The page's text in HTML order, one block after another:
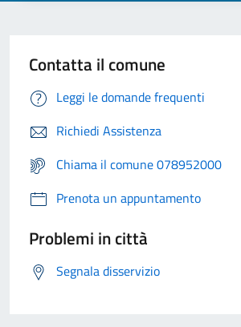
Contatta il comune
Leggi le domande frequenti
Richiedi Assistenza
Chiama il comune 078952000
Prenota un appuntamento
Problemi in città
Segnala disservizio